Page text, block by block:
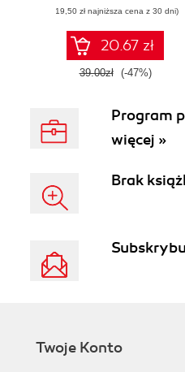
(19,50 zł najniższa cena z 30 dni)
20.67 zł
39.00zł (-47%)
Program
więcej »
Brak
Twoje Konto